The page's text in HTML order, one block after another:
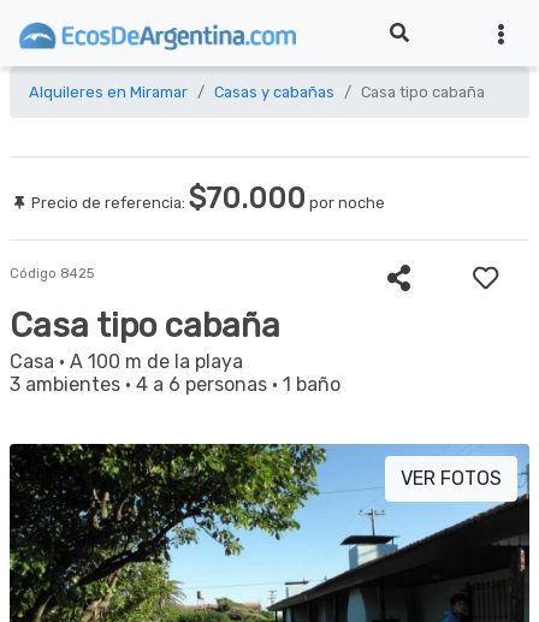
Alquileres en Miramar Casas y cabañas Casa tipo cabaña
Precio de referencia: $70.000 por noche
Código 8425
Casa tipo cabaña
Casa · A 100 m de la playa
3 ambientes · 4 a 6 personas · 1 baño
VER FOTOS